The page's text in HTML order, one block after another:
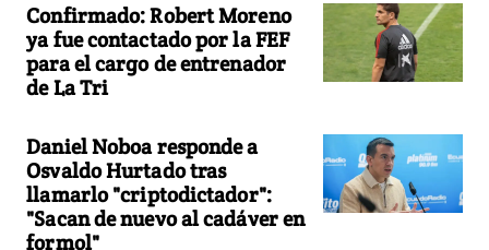
Confirmado: Robert Moreno
ya fue contactado por la FEF
para el cargo de entrenador
de La Tri
Daniel Noboa responde a
Osvaldo Hurtado tras
llamarlo "criptodictador":
"Sacan de nuevo al cadáver en
formol"